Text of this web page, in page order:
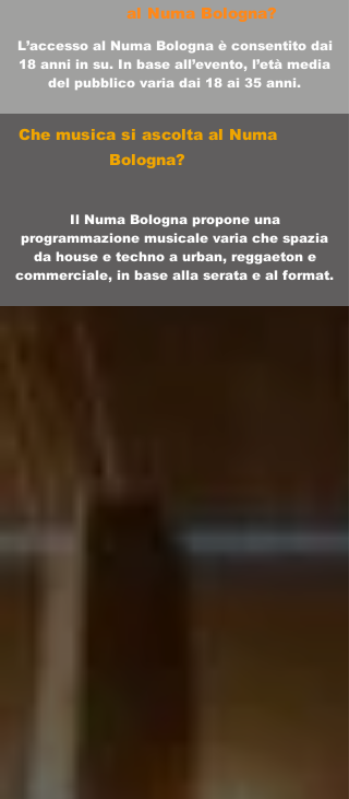
al Numa Bologna?
L’accesso al Numa Bologna è consentito dai
18 anni in su. In base all’evento, l’età media
del pubblico varia dai 18 ai 35 anni.
Che musica si ascolta al Numa
Bologna?
Il Numa Bologna propone una
programmazione musicale varia che spazia
da house e techno a urban, reggaeton e
commerciale, in base alla serata e al format.